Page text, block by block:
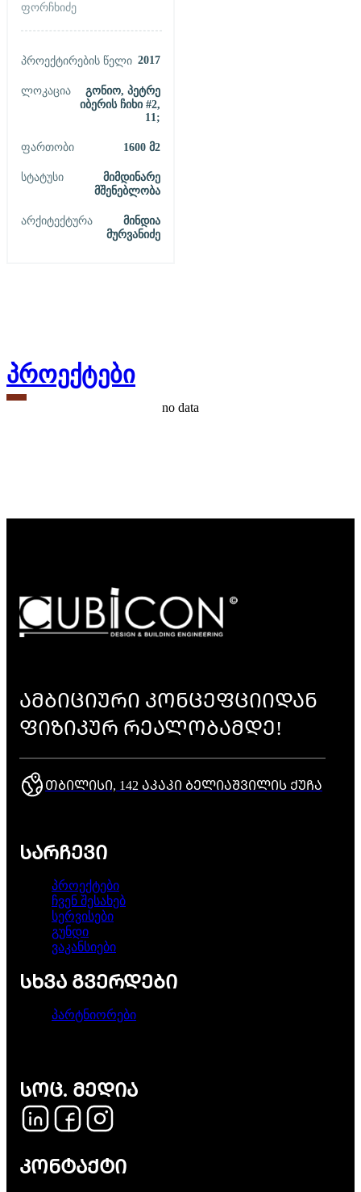
ფორჩხიძე
Პროექტირების Წელი 2017
Ლოკაცია
Გონიო, Პეტრე
Იბერის Ჩიხი #2,
11;
Ფართობი 1600 Მ2
Სტატუსი
Მიმდინარე
Მშენებლობა
Არქიტექტურა
Მინდია
Მურვანიძე
პროექტები
no data
ᲐᲛᲑᲘᲪᲘᲣᲠᲘ ᲙᲝᲜᲪᲔᲤᲪᲘᲘᲓᲐᲜ
ᲤᲘᲖᲘᲙᲣᲠ ᲠᲔᲐᲚᲝᲑᲐᲛᲓᲔ!
ᲗᲑᲘᲚᲘᲡᲘ, 142 ᲐᲙᲐᲙᲘ ᲑᲔᲚᲘᲐᲨᲕᲘᲚᲘᲡ ᲥᲣᲩᲐ
ᲡᲐᲠᲩᲔᲕᲘ
პროექტები
ჩვენ შესახებ
სერვისები
გუნდი
ვაკანსიები
ᲡᲮᲕᲐ ᲒᲕᲔᲠᲓᲔᲑᲘ
პარტნიორები
ᲡᲝᲪ. ᲛᲔᲓᲘᲐ
ᲙᲝᲜᲢᲐᲥᲢᲘ